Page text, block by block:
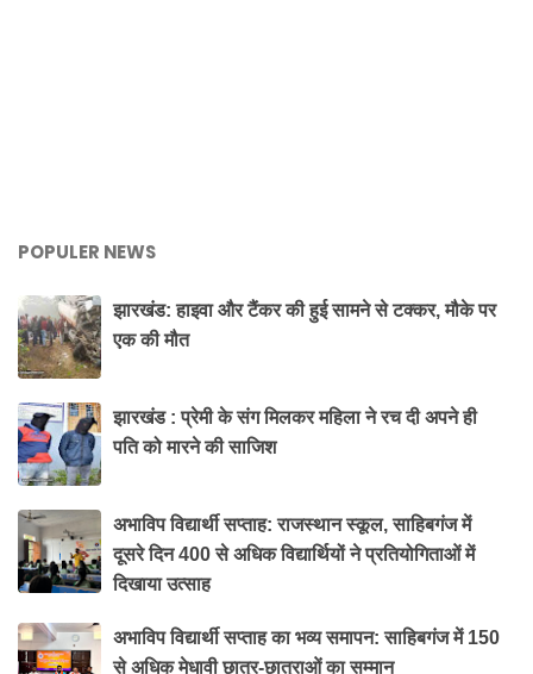
POPULER NEWS
झारखंड: हाइवा और टैंकर की हुई सामने से टक्कर, मौके पर
एक की मौत
झारखंड : प्रेमी के संग मिलकर महिला ने रच दी अपने ही
पति को मारने की साजिश
अभाविप विद्यार्थी सप्ताह: राजस्थान स्कूल, साहिबगंज में
दूसरे दिन 400 से अधिक विद्यार्थियों ने प्रतियोगिताओं में
दिखाया उत्साह
अभाविप विद्यार्थी सप्ताह का भव्य समापन: साहिबगंज में 150
से अधिक मेधावी छात्र-छात्राओं का सम्मान